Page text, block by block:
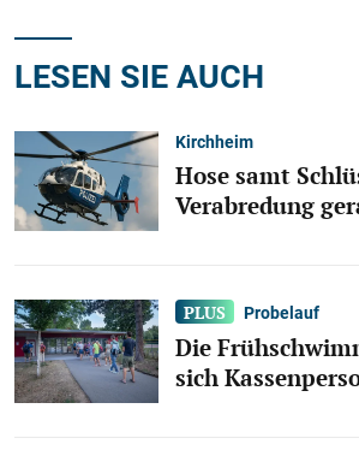
LESEN SIE AUCH
Kirchheim
Hose samt
Verabredung
Probelauf
Die
sich